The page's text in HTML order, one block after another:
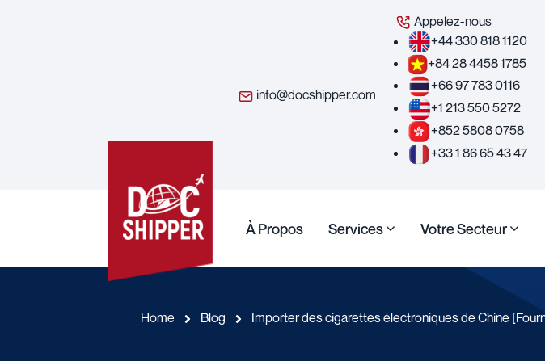
info@docshipper.com
Appelez-nous
+44 330 818 1120
+84 28 4458 1785
+66 97 783 0116
+1 213 550 5272
+852 5808 0758
+33 1 86 65 43 47
À Propos Services Votre Secteur
Home Blog Importer des cigarettes électroniques de Chine